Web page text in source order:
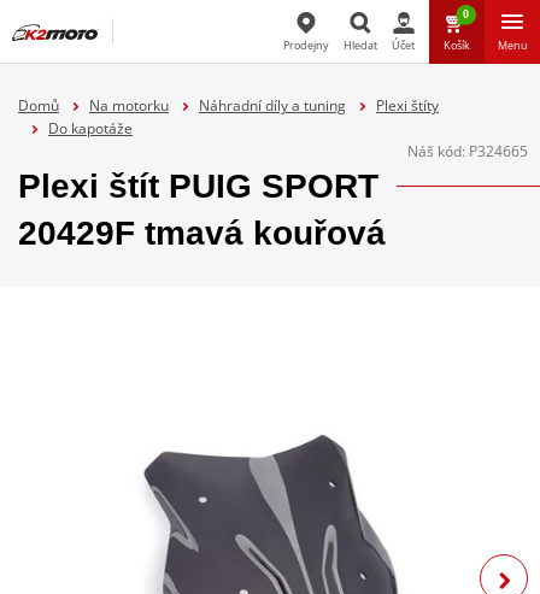
Prodejny Hledat Účet
0
Košík Menu
Domů Na motorku Náhradní díly a tuning
Plexi štíty
Do kapotáže
Náš kód: P324665
Plexi štít PUIG SPORT
20429F tmavá kouřová